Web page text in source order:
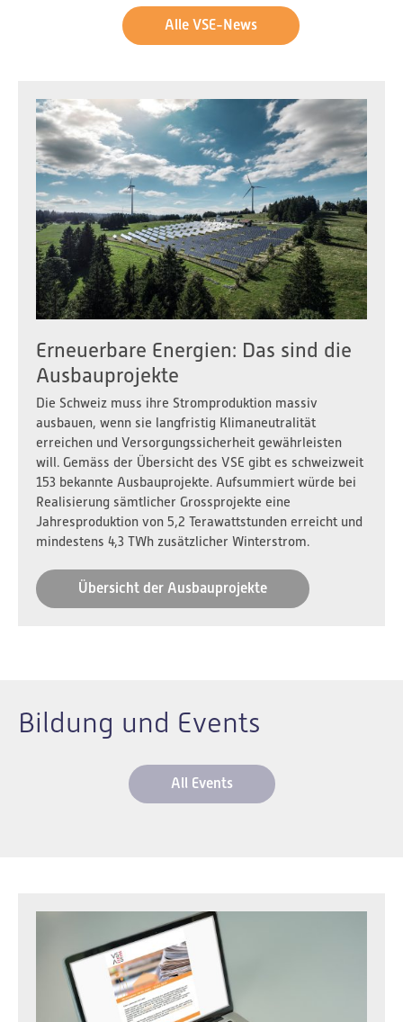
Alle VSE-News
Erneuerbare Energien: Das sind die
Ausbauprojekte
Die Schweiz muss ihre Stromproduktion massiv
ausbauen, wenn sie langfristig Klimaneutralität
erreichen und Versorgungssicherheit gewährleisten
will. Gemäss der Übersicht des VSE gibt es schweizweit
153 bekannte Ausbauprojekte. Aufsummiert würde bei
Realisierung sämtlicher Grossprojekte eine
Jahresproduktion von 5,2 Terawattstunden erreicht und
mindestens 4,3 TWh zusätzlicher Winterstrom.
Übersicht der Ausbauprojekte
Bildung und Events
All Events